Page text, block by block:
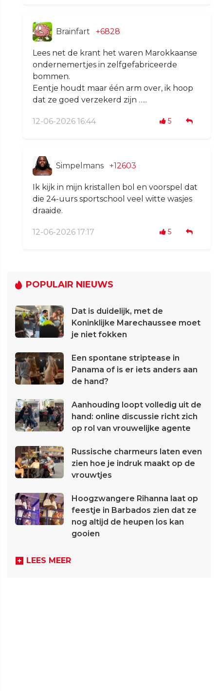
Brainfart +6828
Lees net de krant het waren Marokkaanse
ondernemertjes in zelfgefabriceerde
bommen.
Eentje houdt maar één arm over, ik hoop
dat ze goed verzekerd zijn …..
12-06-2026 16:44 5
Simpelmans +12603
Ik kijk in mijn kristallen bol en voorspel dat
die 24-uurs sportschool veel witte wasjes
draaide.
12-06-2026 17:17 5
POPULAIR NIEUWS
Dat is duidelijk, met de
Koninklijke Marechaussee moet
je niet fokken
Een spontane striptease in
Panama of is er iets anders aan
de hand?
Aanhouding loopt volledig uit de
hand: online discussie richt zich
op rol van vrouwelijke agente
Russische charmeurs laten even
zien hoe je indruk maakt op de
vrouwtjes
Hoogzwangere Rihanna laat op
feestje in Barbados zien dat ze
nog altijd de heupen los kan
gooien
LEES MEER